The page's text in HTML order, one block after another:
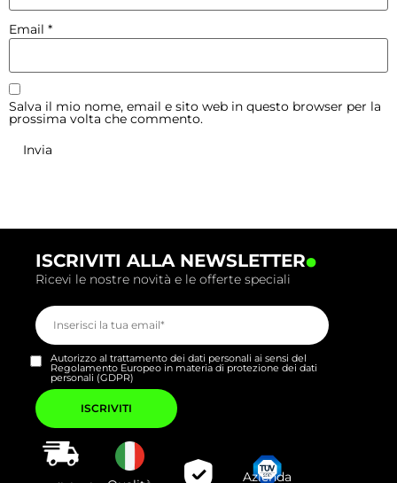
Email *
Salva il mio nome, email e sito web in questo browser per la
prossima volta che commento.
ISCRIVITI ALLA NEWSLETTER.
Ricevi le nostre novità e le offerte speciali
Autorizzo al trattamento dei dati personali ai sensi del
Regolamento Europeo in materia di protezione dei dati
personali (GDPR)
Si
prega
di
lasciare
vuoto
questo
campo.
Azienda